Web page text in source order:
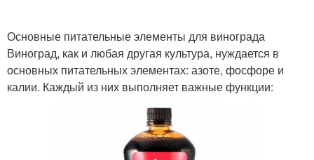
Основные питательные элементы для винограда
Виноград, как и любая другая культура, нуждается в
основных питательных элементах: азоте, фосфоре и
калии. Каждый из них выполняет важные функции: